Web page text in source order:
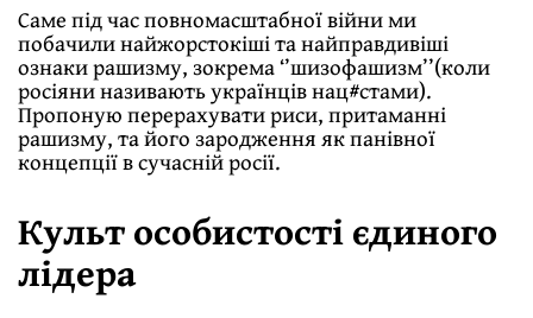
Саме під час повномасштабної війни ми
побачили найжорстокіші та найправдивіші
ознаки рашизму, зокрема ‘’шизофашизм’’(коли
росіяни називають українців нац#стами).
Пропоную перерахувати риси, притаманні
рашизму, та його зародження як панівної
концепції в сучасній росії.
Культ особистості єдиного
лідера